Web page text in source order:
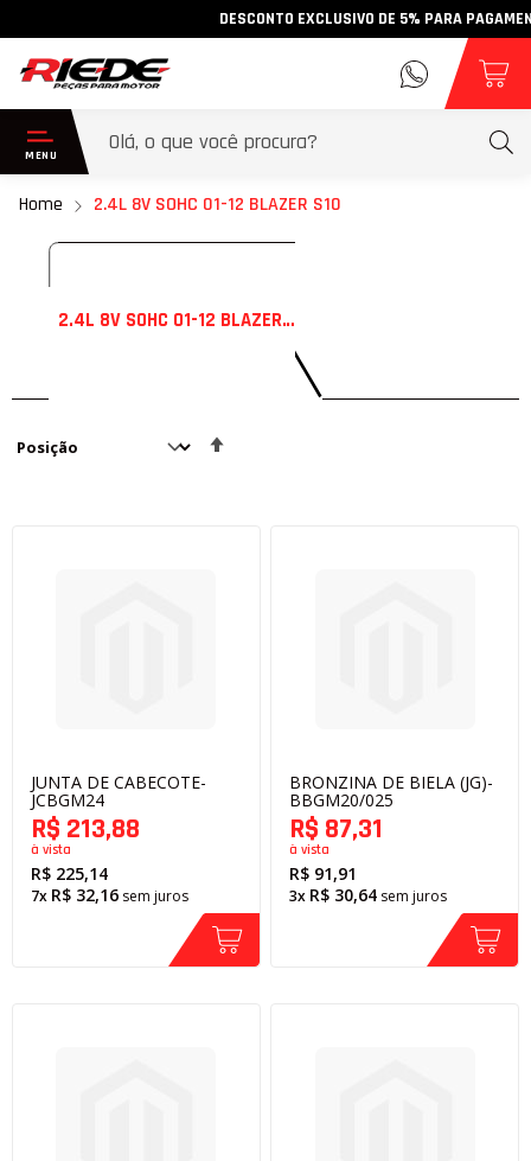
DESCONTO EXCLUSIVO DE 5% PARA
Home 2.4L 8V SOHC 01-12 BLAZER S10
2.4L 8V SOHC 01-12 BLAZER S10
JUNTA DE CABECOTE-
JCBGM24
R$ 225,14
R$ 213,88
à vista
7x R$ 32,16 sem juros
BRONZINA DE BIELA (JG)-
BBGM20/025
R$ 91,91
R$ 87,31
à vista
3x R$ 30,64 sem juros